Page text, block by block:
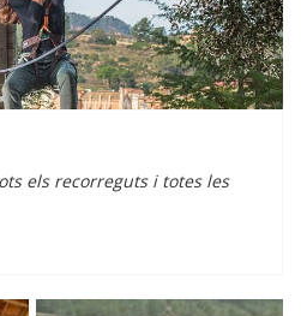
els recorreguts i totes les